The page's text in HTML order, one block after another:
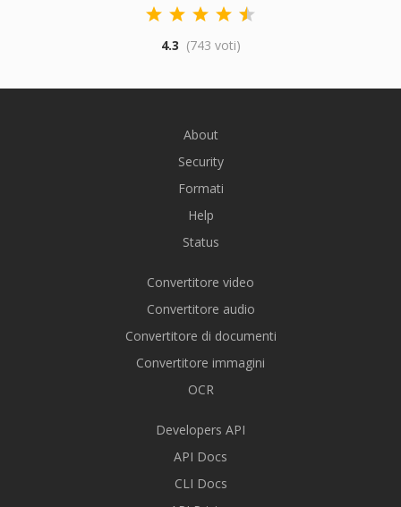
4.3 (743 voti)
About
Security
Formati
Help
Status
Convertitore video
Convertitore audio
Convertitore di documenti
Convertitore immagini
OCR
Developers API
API Docs
CLI Docs